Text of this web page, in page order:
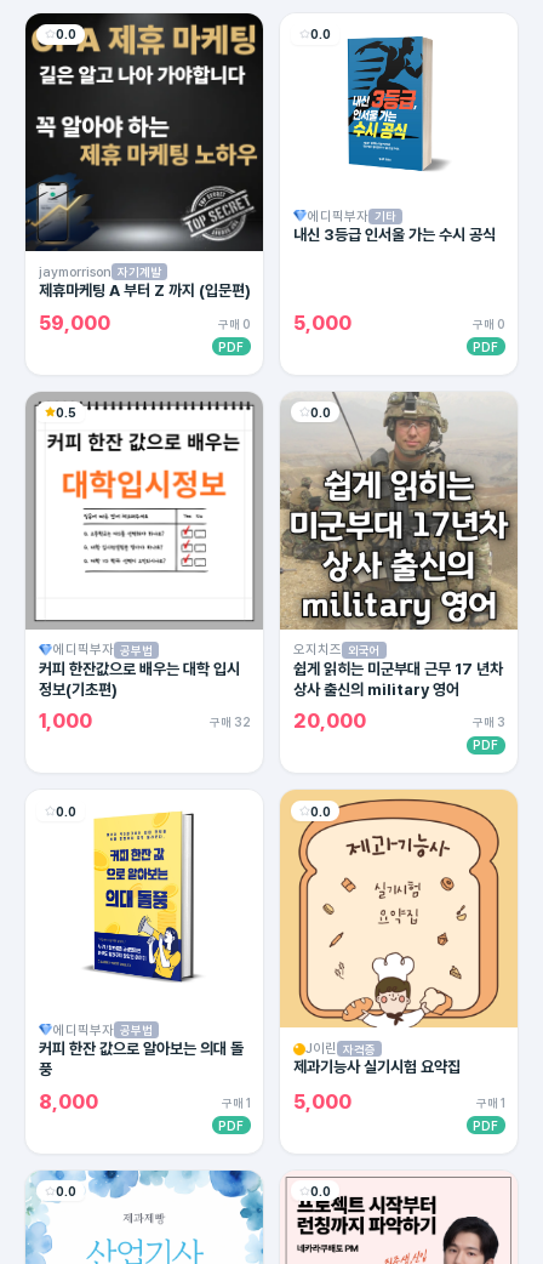
0.0
jaymorrison 자기계발
제휴마케팅 A 부터 Z 까지 (입문편)
59,000
구매 0
PDF
0.0
에디픽부자 기타
내신 3등급 인서울 가는 수시 공식
5,000
구매 0
PDF
0.5
에디픽부자 공부법
커피 한잔값으로 배우는 대학 입시
정보(기초편)
1,000 구매 32
0.0
오지치즈 외국어
쉽게 읽히는 미군부대 근무 17 년차
상사 출신의 military 영어
20,000
구매 3
PDF
0.0
에디픽부자 공부법
커피 한잔 값으로 알아보는 의대 돌
풍
8,000
구매 1
PDF
0.0
J이린 자격증
제과기능사 실기시험 요약집
5,000
구매 1
PDF
0.0 0.0